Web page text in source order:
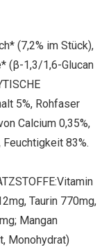
(7,2% im Stück),
(β-1,3/1,6-Glucan
5%, Rohfaser
Calcium 0,35%,
Feuchtigkeit 83%.
Taurin 770mg,
Mangan
Monohydrat)